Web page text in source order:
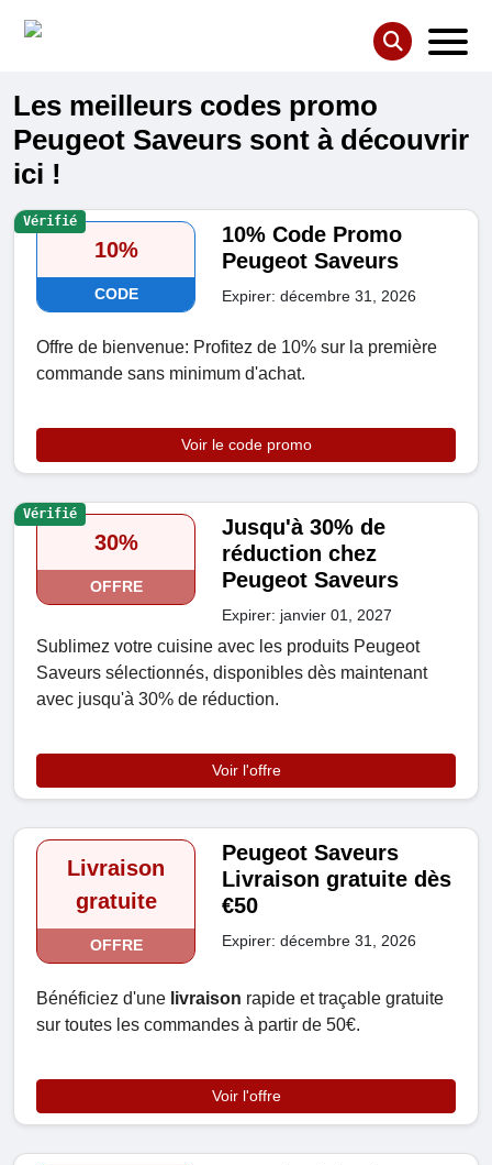
Les meilleurs codes promo
Peugeot Saveurs sont à découvrir
ici !
10%
CODE
10% Code Promo
Peugeot Saveurs
Expirer: décembre 31, 2026
Offre de bienvenue: Profitez de 10% sur la première
commande sans minimum d'achat.
Voir le code promo
Vérifié
30%
OFFRE
Jusqu'à 30% de
réduction chez
Peugeot Saveurs
Expirer: janvier 01, 2027
Sublimez votre cuisine avec les produits Peugeot
Saveurs sélectionnés, disponibles dès maintenant
avec jusqu'à 30% de réduction.
Voir l'offre
Vérifié
Livraison
gratuite
OFFRE
Peugeot Saveurs
Livraison gratuite dès
€50
Expirer: décembre 31, 2026
Bénéficiez d'une livraison rapide et traçable gratuite
sur toutes les commandes à partir de 50€.
Voir l'offre